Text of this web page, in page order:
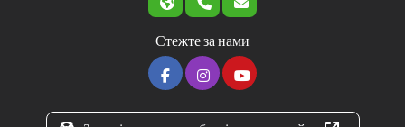
Стежте за нами